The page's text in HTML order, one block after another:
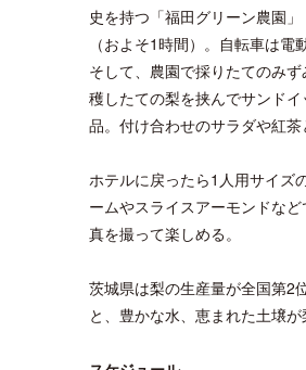
史を持つ「福田グリーン農園
（およそ1時間）。自転車は
そして、農園で採りたてのみ
穫したての梨を挟んでサンド
品。付け合わせのサラダや紅茶
ホテルに戻ったら1人用サイズ
ームやスライスアーモンドな
真を撮って楽しめる。
茨城県は梨の生産量が全国第2
と、豊かな水、恵まれた土壌